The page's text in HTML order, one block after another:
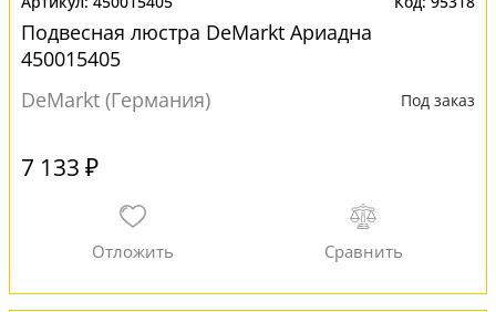
Подвесная люстра DeMarkt Ариадна
450015405
DeMarkt (Германия)
Под заказ
7 133 ₽